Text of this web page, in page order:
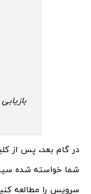
شما خواسته شده
سرویس را مطالعه